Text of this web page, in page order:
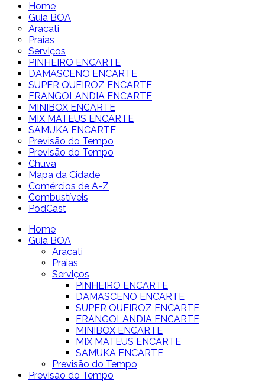
Home
Guia BOA
Aracati
Praias
Serviços
PINHEIRO ENCARTE
DAMASCENO ENCARTE
SUPER QUEIROZ ENCARTE
FRANGOLANDIA ENCARTE
MINIBOX ENCARTE
MIX MATEUS ENCARTE
SAMUKA ENCARTE
Previsão do Tempo
Previsão do Tempo
Chuva
Mapa da Cidade
Comércios de A-Z
Combustíveis
PodCast
Home
Guia BOA
Aracati
Praias
Serviços
PINHEIRO ENCARTE
DAMASCENO ENCARTE
SUPER QUEIROZ ENCARTE
FRANGOLANDIA ENCARTE
MINIBOX ENCARTE
MIX MATEUS ENCARTE
SAMUKA ENCARTE
Previsão do Tempo
Previsão do Tempo